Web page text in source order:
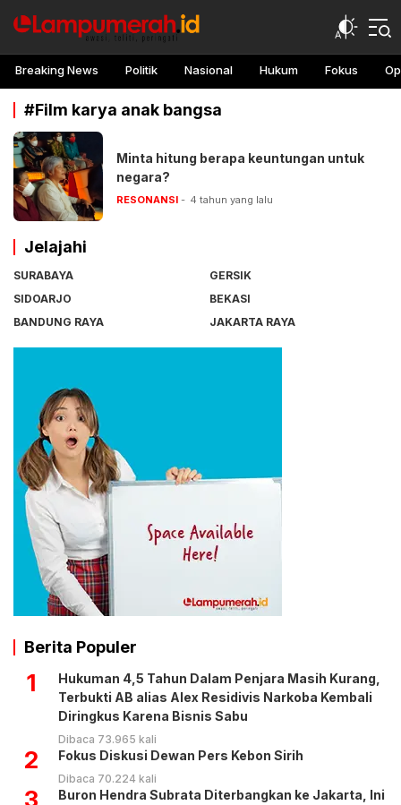
lampu merah
Awasi, teliti, peringati
Breaking News Politik Nasional Hukum Fokus
#Film karya anak bangsa
Minta hitung berapa keuntungan untuk
negara?
RESONANSI 4 tahun yang lalu
Jelajahi
SURABAYA
GERSIK
SIDOARJO
BEKASI
BANDUNG RAYA
JAKARTA RAYA
Berita Populer
1
Hukuman 4,5 Tahun Dalam Penjara Masih Kurang,
Terbukti AB alias Alex Residivis Narkoba Kembali
Diringkus Karena Bisnis Sabu
Dibaca 73.965 kali
2 Fokus Diskusi Dewan Pers Kebon Sirih
Dibaca 70.224 kali
3
Buron Hendra Subrata Diterbangkan ke Jakarta, Ini